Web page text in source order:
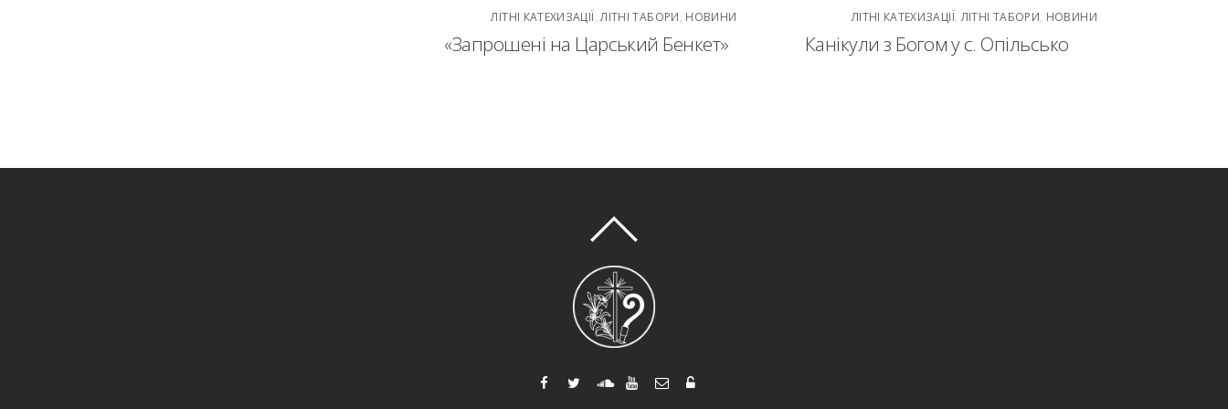
ЛІТНІ КАТЕХИЗАЦІЇ,ЛІТНІ ТАБОРИ, НОВИНИ
«Запрошені на Царський Бенкет»
ЛІТНІ КАТЕХИЗАЦІЇ,ЛІТНІ ТАБОРИ, НОВИНИ
Канікули з Богом у с. Опільсько